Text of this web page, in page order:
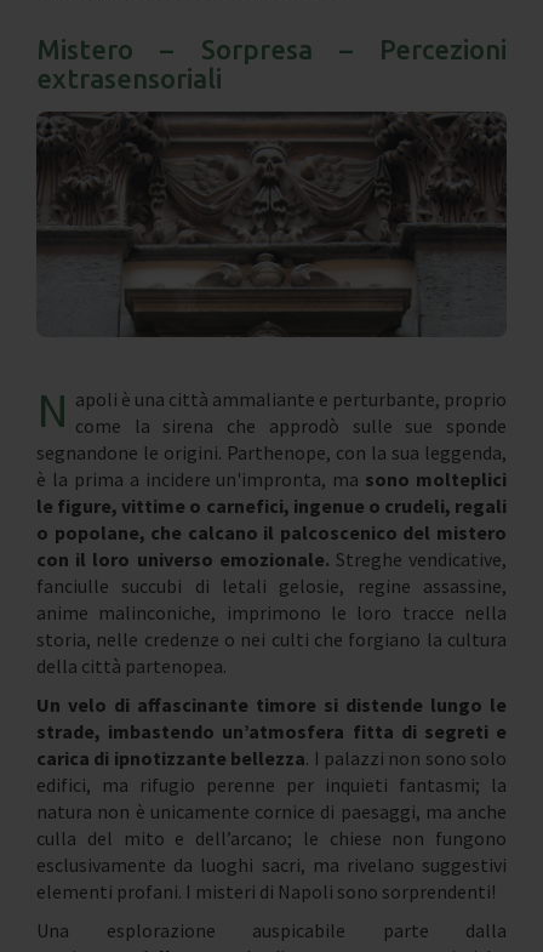
Mistero – Sorpresa – Percezioni
extrasensoriali
N apoli è una città ammaliante e perturbante, proprio
come la sirena che approdò sulle sue sponde
segnandone le origini. Parthenope, con la sua leggenda,
è la prima a incidere un'impronta, ma sono molteplici
le figure, vittime o carnefici, ingenue o crudeli, regali
o popolane, che calcano il palcoscenico del mistero
con il loro universo emozionale. Streghe vendicative,
fanciulle succubi di letali gelosie, regine assassine,
anime malinconiche, imprimono le loro tracce nella
storia, nelle credenze o nei culti che forgiano la cultura
della città partenopea.
Un velo di affascinante timore si distende lungo le
strade, imbastendo un’atmosfera fitta di segreti e
carica di ipnotizzante bellezza. I palazzi non sono solo
edifici, ma rifugio perenne per inquieti fantasmi; la
natura non è unicamente cornice di paesaggi, ma anche
culla del mito e dell’arcano; le chiese non fungono
esclusivamente da luoghi sacri, ma rivelano suggestivi
elementi profani. I misteri di Napoli sono sorprendenti!
Una esplorazione auspicabile parte dalla